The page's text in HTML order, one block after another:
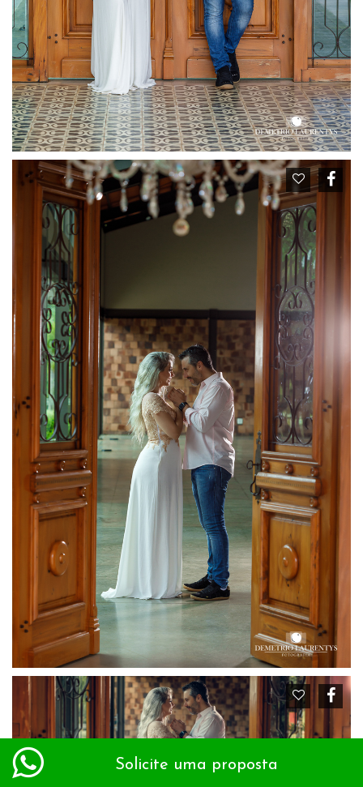
Solicite uma proposta